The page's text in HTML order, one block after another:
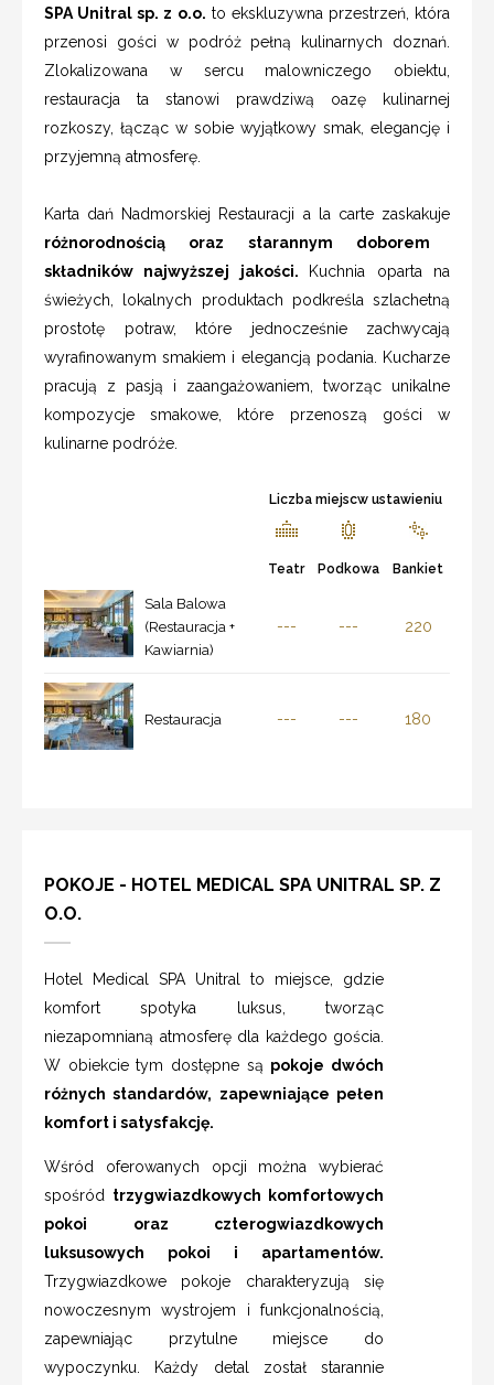
SPA Unitral sp. z o.o. to ekskluzywna przestrzeń, która
przenosi gości w podróż pełną kulinarnych doznań.
Zlokalizowana w sercu malowniczego obiektu,
restauracja ta stanowi prawdziwą oazę kulinarnej
rozkoszy, łącząc w sobie wyjątkowy smak, elegancję i
przyjemną atmosferę.
Karta dań Nadmorskiej Restauracji a la carte zaskakuje
różnorodnością oraz starannym doborem
składników najwyższej jakości.
Kuchnia oparta na
świeżych, lokalnych produktach podkreśla szlachetną
prostotę potraw, które jednocześnie zachwycają
wyrafinowanym smakiem i elegancją podania. Kucharze
pracują z pasją i zaangażowaniem, tworząc unikalne
kompozycje smakowe, które przenoszą gości w
kulinarne podróże.
Liczba miejscw ustawieniu
Teatr Podkowa Bankiet
Sala Balowa
(Restauracja +
Kawiarnia)
--- --- 220
Restauracja --- --- 180
POKOJE - HOTEL MEDICAL SPA UNITRAL SP. Z
O.O.
Hotel Medical SPA Unitral to miejsce, gdzie
komfort spotyka luksus, tworząc
niezapomnianą atmosferę dla każdego gościa.
W obiekcie tym dostępne są pokoje dwóch
różnych standardów, zapewniające pełen
komfort i satysfakcję.
Wśród oferowanych opcji można wybierać
spośród
trzygwiazdkowych komfortowych
pokoi oraz czterogwiazdkowych
luksusowych pokoi i apartamentów.
Trzygwiazdkowe pokoje charakteryzują się
nowoczesnym wystrojem i funkcjonalnością,
zapewniając przytulne miejsce do
wypoczynku. Każdy detal został starannie